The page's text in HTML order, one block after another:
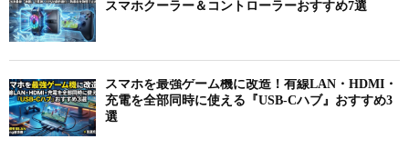
スマホクーラー＆コントローラーおすすめ7選
スマホを最強ゲーム機に改造！有線LAN・HDMI・
充電を全部同時に使える『USB-Cハブ』おすすめ3
選